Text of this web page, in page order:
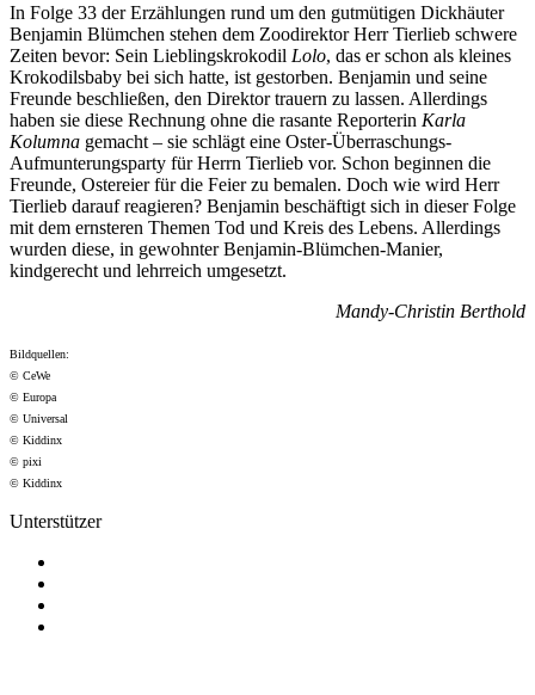
In Folge 33 der Erzählungen rund um den gutmütigen Dickhäuter
Benjamin Blümchen stehen dem Zoodirektor Herr Tierlieb schwere
Zeiten bevor: Sein Lieblingskrokodil Lolo, das er schon als kleines
Krokodilsbaby bei sich hatte, ist gestorben. Benjamin und seine
Freunde beschließen, den Direktor trauern zu lassen. Allerdings
haben sie diese Rechnung ohne die rasante Reporterin Karla
Kolumna gemacht – sie schlägt eine Oster-Überraschungs-
Aufmunterungsparty für Herrn Tierlieb vor. Schon beginnen die
Freunde, Ostereier für die Feier zu bemalen. Doch wie wird Herr
Tierlieb darauf reagieren? Benjamin beschäftigt sich in dieser Folge
mit dem ernsteren Themen Tod und Kreis des Lebens. Allerdings
wurden diese, in gewohnter Benjamin-Blümchen-Manier,
kindgerecht und lehrreich umgesetzt.
Mandy-Christin Berthold
Bildquellen:
© CeWe
© Europa
© Universal
© Kiddinx
© pixi
© Kiddinx
Unterstützer